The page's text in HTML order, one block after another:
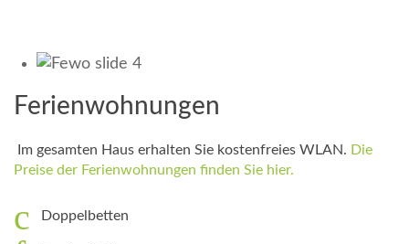
Ferienwohnungen
Im gesamten Haus erhalten Sie kostenfreies WLAN. Die
Preise der Ferienwohnungen finden Sie hier.
Doppelbetten